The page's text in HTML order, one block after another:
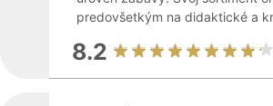
predovšetkým na didaktické a
8.2